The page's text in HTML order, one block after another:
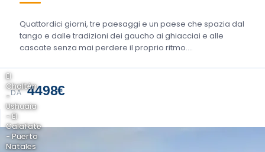
Quattordici giorni, tre paesaggi e un paese che spazia dal
tango e dalle tradizioni dei gaucho ai ghiacciai e alle
cascate senza mai perdere il proprio ritmo….
DA 4498€
El
Chaltén
-
Ushuaia
- El
Calafate
- Puerto
Natales